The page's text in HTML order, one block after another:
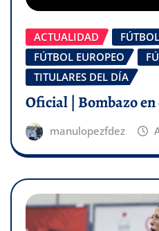
ACTUALIDAD
FÚTBOL
FÚTBOL EUROPEO
TITULARES DEL DÍA
Oficial | Bombazo
manulopezfdez